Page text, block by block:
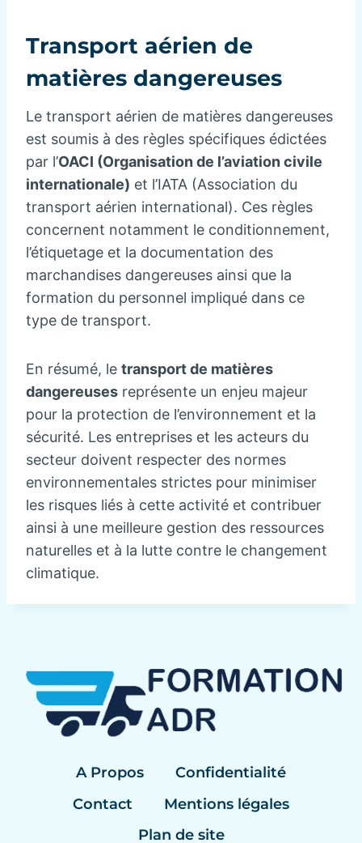
Transport aérien de
matières dangereuses
Le transport aérien de matières dangereuses
est soumis à des règles spécifiques édictées
par l’OACI (Organisation de l’aviation civile
internationale) et l’IATA (Association du
transport aérien international). Ces règles
concernent notamment le conditionnement,
l’étiquetage et la documentation des
marchandises dangereuses ainsi que la
formation du personnel impliqué dans ce
type de transport.
En résumé, le transport de matières
dangereuses représente un enjeu majeur
pour la protection de l’environnement et la
sécurité. Les entreprises et les acteurs du
secteur doivent respecter des normes
environnementales strictes pour minimiser
les risques liés à cette activité et contribuer
ainsi à une meilleure gestion des ressources
naturelles et à la lutte contre le changement
climatique.
A Propos
Confidentialité
Contact
Mentions légales
Plan de site